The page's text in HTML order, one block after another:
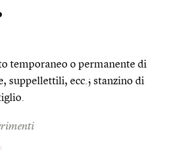
temporaneo o permanente di
suppellettili, ecc.; stanzino di